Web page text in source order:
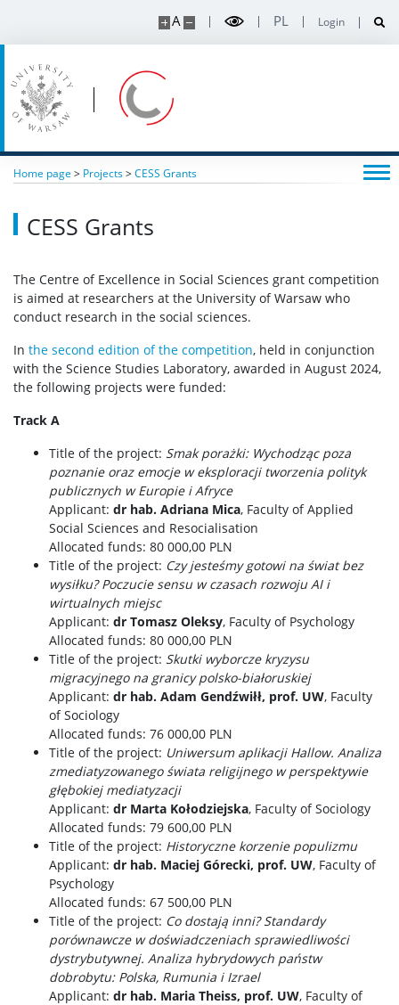
A PL Login
Home page > Projects>CESS Grants
CESS Grants
The Centre of Excellence in Social Sciences grant competition
is aimed at researchers at the University of Warsaw who
conduct research in the social sciences.
In the second edition of the competition, held in conjunction
with the Science Studies Laboratory, awarded in August 2024,
the following projects were funded:
Track A
Title of the project: Smak porażki: Wychodząc poza
poznanie oraz emocje w eksploracji tworzenia polityk
publicznych w Europie i Afryce
Applicant: dr hab. Adriana Mica, Faculty of Applied
Social Sciences and Resocialisation
Allocated funds: 80 000,00 PLN
Title of the project: Czy jesteśmy gotowi na świat bez
wysiłku? Poczucie sensu w czasach rozwoju AI i
wirtualnych miejsc
Applicant: dr Tomasz Oleksy, Faculty of Psychology
Allocated funds: 80 000,00 PLN
Title of the project: Skutki wyborcze kryzysu
migracyjnego na granicy polsko-białoruskiej
Applicant: dr hab. Adam Gendźwiłł, prof. UW, Faculty
of Sociology
Allocated funds: 76 000,00 PLN
Title of the project: Uniwersum aplikacji Hallow. Analiza
zmediatyzowanego świata religijnego w perspektywie
głębokiej mediatyzacji
Applicant: dr Marta Kołodziejska, Faculty of Sociology
Allocated funds: 79 600,00 PLN
Title of the project: Historyczne korzenie populizmu
Applicant: dr hab. Maciej Górecki, prof. UW, Faculty of
Psychology
Allocated funds: 67 500,00 PLN
Title of the project: Co dostają inni? Standardy
porównawcze w doświadczeniach sprawiedliwości
dystrybutywnej. Analiza hybrydowych państw
dobrobytu: Polska, Rumunia i Izrael
Applicant: dr hab. Maria Theiss, prof. UW, Faculty of